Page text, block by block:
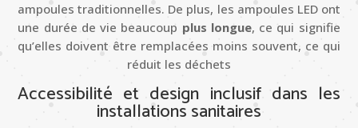
ampoules traditionnelles. De plus, les ampoules LED ont
une durée de vie beaucoup plus longue, ce qui signifie
qu’elles doivent être remplacées moins souvent, ce qui
réduit les déchets
Accessibilité et design inclusif dans les
installations sanitaires